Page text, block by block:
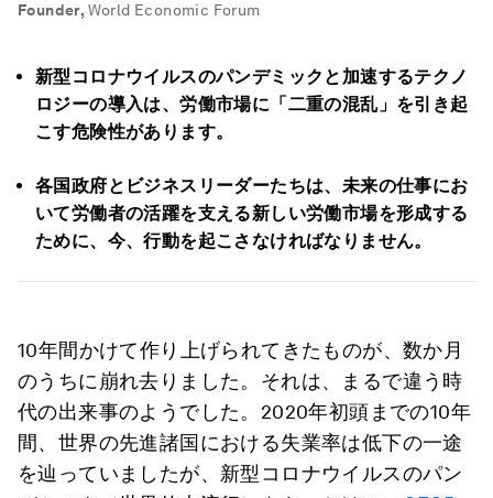
Founder, World Economic Forum
新型コロナウイルスのパンデミックと加速するテクノ
ロジーの導入は、労働市場に「二重の混乱」を引き起
こす危険性があります。
各国政府とビジネスリーダーたちは、未来の仕事にお
いて労働者の活躍を支える新しい労働市場を形成する
ために、今、行動を起こさなければなりません。
10年間かけて作り上げられてきたものが、数か月
のうちに崩れ去りました。それは、まるで違う時
代の出来事のようでした。2020年初頭までの10年
間、世界の先進諸国における失業率は低下の一途
を辿っていましたが、新型コロナウイルスのパン